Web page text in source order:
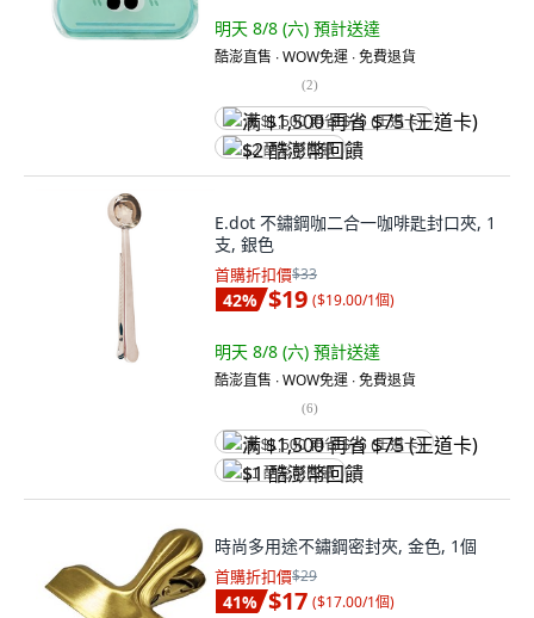
明天 8/8 (六) 預計送達
酷澎直售 ∙ WOW免運 ∙ 免費退貨
(2)
满 $1,500 再省 $75 (王道卡)
$2 酷澎幣回饋
E.dot 不鏽鋼咖二合一咖啡匙封口夾, 1
支, 銀色
首購折扣價$33
42% $19 ($19.00/1個)
明天 8/8 (六) 預計送達
酷澎直售 ∙ WOW免運 ∙ 免費退貨
(6)
满 $1,500 再省 $75 (王道卡)
$1 酷澎幣回饋
時尚多用途不鏽鋼密封夾, 金色, 1個
首購折扣價$29
41% $17 ($17.00/1個)